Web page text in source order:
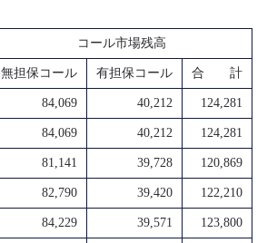
コール市場残高
無担保コール 有担保コール 合 計
84,069 40,212 124,281
84,069 40,212 124,281
81,141 39,728 120,869
82,790 39,420 122,210
84,229 39,571 123,800